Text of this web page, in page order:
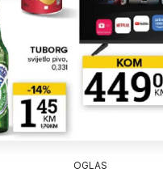
OGLAS